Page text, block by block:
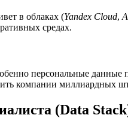
в облаках (Yandex Cloud,
средах.
персональные
компании миллиардных
(Data